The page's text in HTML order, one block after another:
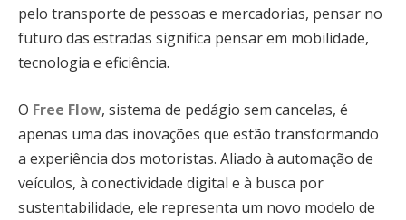
pelo transporte de pessoas e mercadorias, pensar no
futuro das estradas significa pensar em mobilidade,
tecnologia e eficiência.
O Free Flow, sistema de pedágio sem cancelas, é
apenas uma das inovações que estão transformando
a experiência dos motoristas. Aliado à automação de
veículos, à conectividade digital e à busca por
sustentabilidade, ele representa um novo modelo de